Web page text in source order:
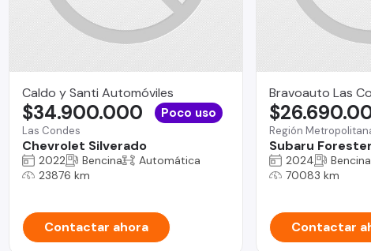
Caldo y Santi Automóviles
Las Condes
Chevrolet Silverado
$34.900.000 Poco uso
2022 Bencina
Automática
23876 km
Contactar ahora
Bravoauto Las
Región
Subaru Forester
2024 Bencina
70083 km
Contactar